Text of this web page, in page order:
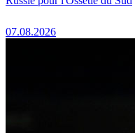
07.08.2026